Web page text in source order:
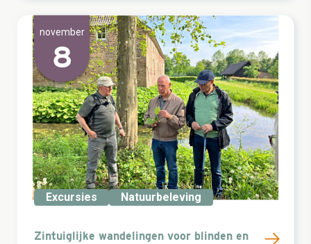
november
8
Excursies Natuurbeleving
Zintuiglijke wandelingen voor blinden en